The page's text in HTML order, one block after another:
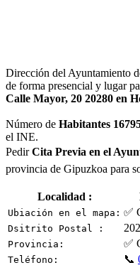
Dirección del Ayuntamiento
de forma presencial y lugar
Calle Mayor, 20 20280 en
Número de Habitantes
el INE.
PedirCita Previa en el
provincia de Gipuzkoa para
Localidad :
Ubiación en el mapa: ✅
Dsitrito Postal :
Provincia: ✅
Teléfono: 📞